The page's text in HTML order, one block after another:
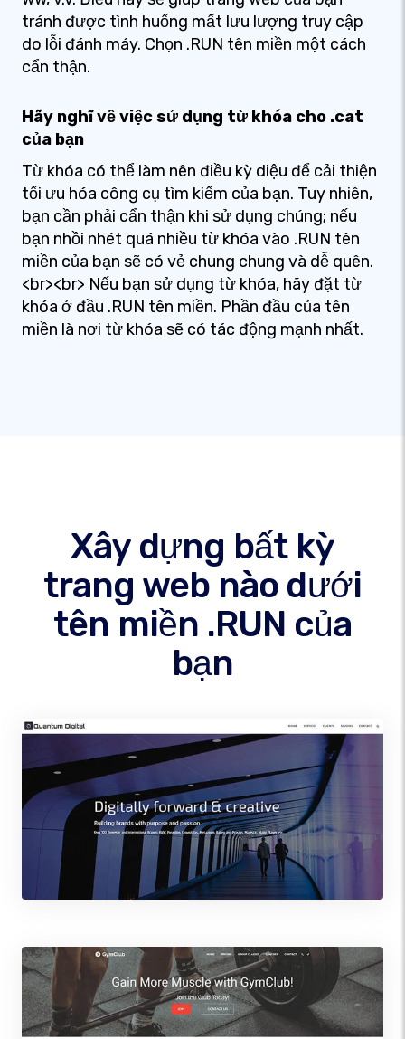
tránh được tình huống mất lưu lượng truy cập
do lỗi đánh máy. Chọn .RUN tên miền một cách
cẩn thận.
Hãy nghĩ về việc sử dụng từ khóa cho .cat
của bạn
Từ khóa có thể làm nên điều kỳ diệu để cải thiện
tối ưu hóa công cụ tìm kiếm của bạn. Tuy nhiên,
bạn cần phải cẩn thận khi sử dụng chúng; nếu
bạn nhồi nhét quá nhiều từ khóa vào .RUN tên
miền của bạn sẽ có vẻ chung chung và dễ quên.
<br><br> Nếu bạn sử dụng từ khóa, hãy đặt từ
khóa ở đầu .RUN tên miền. Phần đầu của tên
miền là nơi từ khóa sẽ có tác động mạnh nhất.
Xây dựng bất kỳ
trang web nào dưới
tên miền .RUN của
bạn